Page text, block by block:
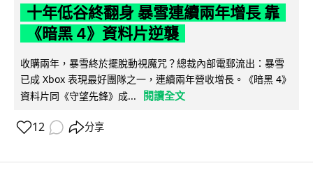
十年低谷終翻身 暴雪連續兩年增長 靠
《暗黑 4》資料片逆襲
收購兩年，暴雪終於擺脫動視魔咒？總裁內部電郵流出：暴雪
已成 Xbox 表現最好團隊之一，連續兩年營收增長。《暗黑 4》
資料片同《守望先鋒》成...
閱讀全文
12 分享